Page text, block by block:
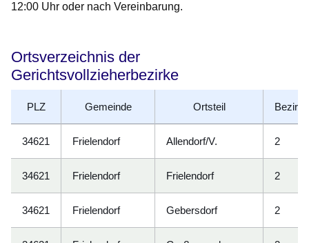
12:00 Uhr oder nach Vereinbarung.
Ortsverzeichnis der
Gerichtsvollzieherbezirke
PLZ Gemeinde Ortsteil Bezirk
34621 Frielendorf Allendorf/V. 2
34621 Frielendorf Frielendorf 2
34621 Frielendorf Gebersdorf 2